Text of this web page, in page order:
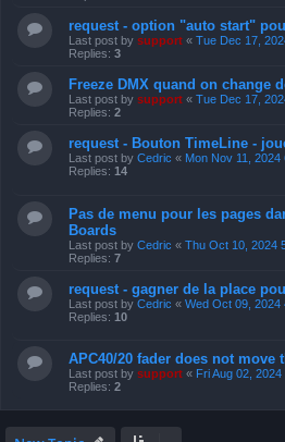
request - option "auto start"
Last post by support « Tue Dec 17,
Replies: 3
Freeze DMX quand on change
Last post by support « Tue Dec 17,
Replies: 2
request - Bouton TimeLine -
Last post by Cedric « Mon Nov 11, 2024
Replies: 14
Pas de menu pour les pages
Boards
Last post by Cedric « Thu Oct 10, 2024
Replies: 7
request - gagner de la place
Last post by Cedric « Wed Oct 09, 2024
Replies: 10
APC40/20 fader does not move
Last post by support « Fri Aug 02,
Replies: 2